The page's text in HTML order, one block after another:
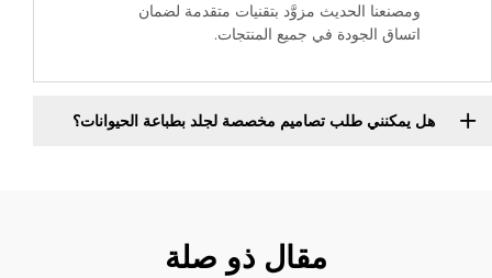
ومصنعنا الحديث مزوَّد بتقنيات متقدمة لضمان
اتساق الجودة في جميع المنتجات.
هل يمكنني طلب تصاميم مخصصة لجلد بطباعة الحيوانات؟
مقال ذو صلة